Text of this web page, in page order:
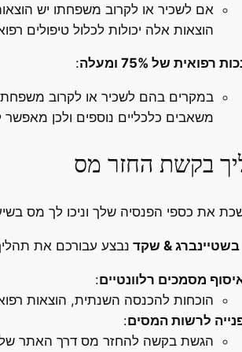
אם לשכיר או לקרוב משפחתו יש
הוצאות אלה יכולות לכלול טיפולים
רפואית של 75% ומעלה :
משאבים כלכליים נוספים ולכן
בקשת החזר מס
הפנסיה שלך וניכו לך מס בשיעור של 35%, כדאי לבדוק אם אתה עומד באחת מהנסיבות
בשטיינברג & שקד נבצע עבורכם את
מסמכים רלוונטיים:
הוכחות להכנסה השנתית, הוצאות
לרשות המסים:
הגשת בקשה להחזר מס דרך האתר של